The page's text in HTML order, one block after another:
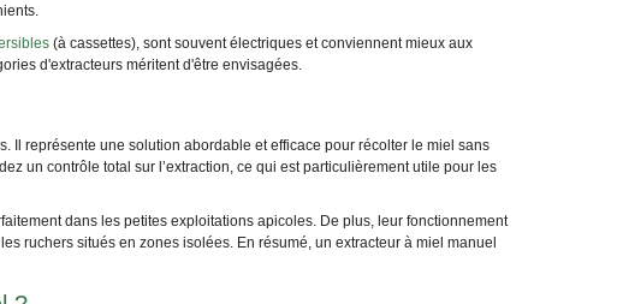
(à cassettes), sont souvent électriques et conviennent mieux aux
d'extracteurs méritent d'être envisagées.
Il représente une solution abordable et efficace pour récolter le miel sans
un contrôle total sur l’extraction, ce qui est particulièrement utile pour les
dans les petites exploitations apicoles. De plus, leur fonctionnement
ruchers situés en zones isolées. En résumé, un extracteur à miel manuel